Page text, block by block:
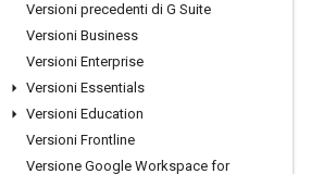
Versioni precedenti di G Suite
Versioni Business
Versioni Enterprise
Versioni Essentials
Versioni Education
Versioni Frontline
Versione Google Workspace for